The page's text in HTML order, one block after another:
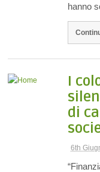
hanno
I
di
6th